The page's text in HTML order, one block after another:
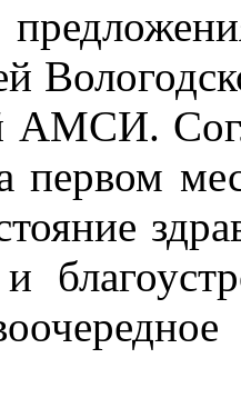
АМСИ.
первом